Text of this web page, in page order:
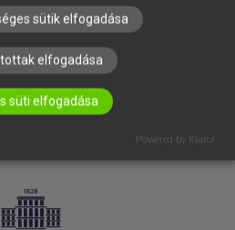
HÍRLEVELÜNKRE!
sütik elfogadása
elfogadása
süti elfogadása
Powered by Klaro!